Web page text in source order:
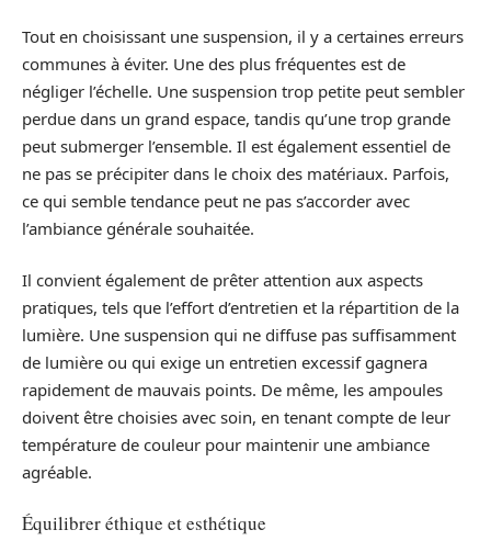
Tout en choisissant une suspension, il y a certaines erreurs
communes à éviter. Une des plus fréquentes est de
négliger l’échelle. Une suspension trop petite peut sembler
perdue dans un grand espace, tandis qu’une trop grande
peut submerger l’ensemble. Il est également essentiel de
ne pas se précipiter dans le choix des matériaux. Parfois,
ce qui semble tendance peut ne pas s’accorder avec
l’ambiance générale souhaitée.
Il convient également de prêter attention aux aspects
pratiques, tels que l’effort d’entretien et la répartition de la
lumière. Une suspension qui ne diffuse pas suffisamment
de lumière ou qui exige un entretien excessif gagnera
rapidement de mauvais points. De même, les ampoules
doivent être choisies avec soin, en tenant compte de leur
température de couleur pour maintenir une ambiance
agréable.
Équilibrer éthique et esthétique